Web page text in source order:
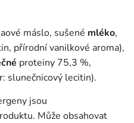
máslo, sušené mléko,
přírodní vanilkové aroma),
proteiny 75,3 %,
slunečnicový lecitin).
jsou
Může obsahovat